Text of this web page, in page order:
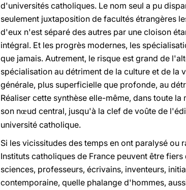
d'universités catholiques. Le nom seul a pu
seulement juxtaposition de facultés étrangères
d'eux n'est séparé des autres par une cloison
intégral. Et les progrès modernes, les
que jamais. Autrement, le risque est grand de
spécialisation au détriment de la culture et de
générale, plus superficielle que profonde, au
Réaliser cette synthèse elle-même, dans toute
son nœud central, jusqu'à la clef de voûte de
université catholique.
Si les vicissitudes des temps en ont paralysé
Instituts catholiques de France peuvent être
sciences, professeurs, écrivains, inventeurs,
contemporaine, quelle phalange d'hommes,